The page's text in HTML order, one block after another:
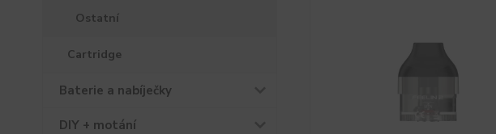
Ostatní
Cartridge
Baterie a nabíječky
DIY + motání